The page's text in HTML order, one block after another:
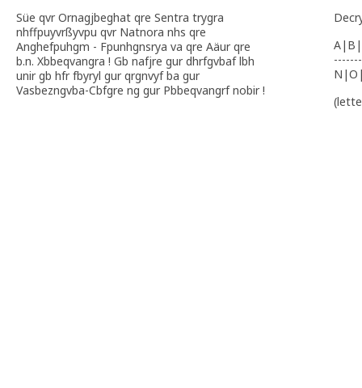
Süe qvr Ornagjbeghat qre Sentra trygra
nhffpuyvrßyvpu qvr Natnora nhs qre
Anghefpuhgm - Fpunhgnsrya va qre Aäur qre
b.n. Xbbeqvangra ! Gb nafjre gur dhrfgvbaf lbh
unir gb hfr fbyryl gur qrgnvyf ba gur
Vasbezngvba-Cbfgre ng gur Pbbeqvangrf nobir !